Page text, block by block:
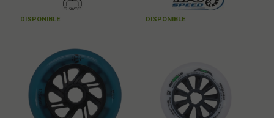
DISPONIBLE DISPONIBLE